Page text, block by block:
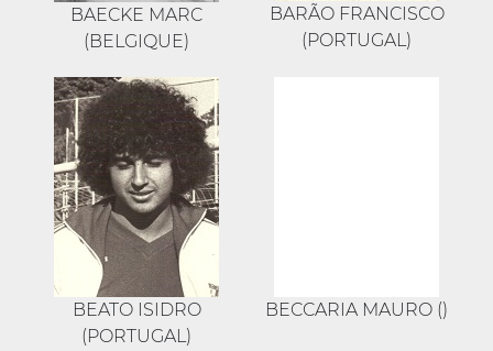
BAECKE MARC
(BELGIQUE)
BARÃO FRANCISCO
(PORTUGAL)
BEATO ISIDRO
(PORTUGAL)
BECCARIA MAURO ()